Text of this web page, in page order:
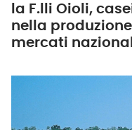
la F.lli Oioli,
nella
mercati